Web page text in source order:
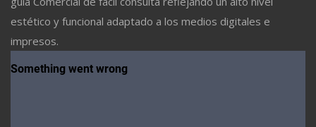
estético y funcional adaptado a los medios digitales e
impresos.